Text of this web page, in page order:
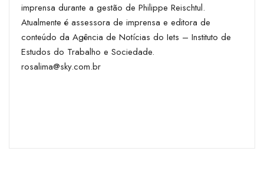
imprensa durante a gestão de Philippe Reischtul.
Atualmente é assessora de imprensa e editora de
conteúdo da Agência de Notícias do Iets – Instituto de
Estudos do Trabalho e Sociedade.
rosalima@sky.com.br